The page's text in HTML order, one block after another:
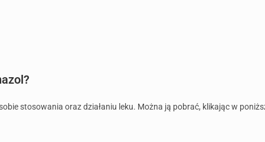
stosowania oraz działaniu leku. Można ją pobrać, klikając w